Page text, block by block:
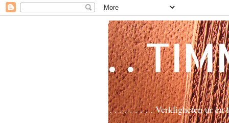
. .
. . . . . . . . . Verkligheten ur en